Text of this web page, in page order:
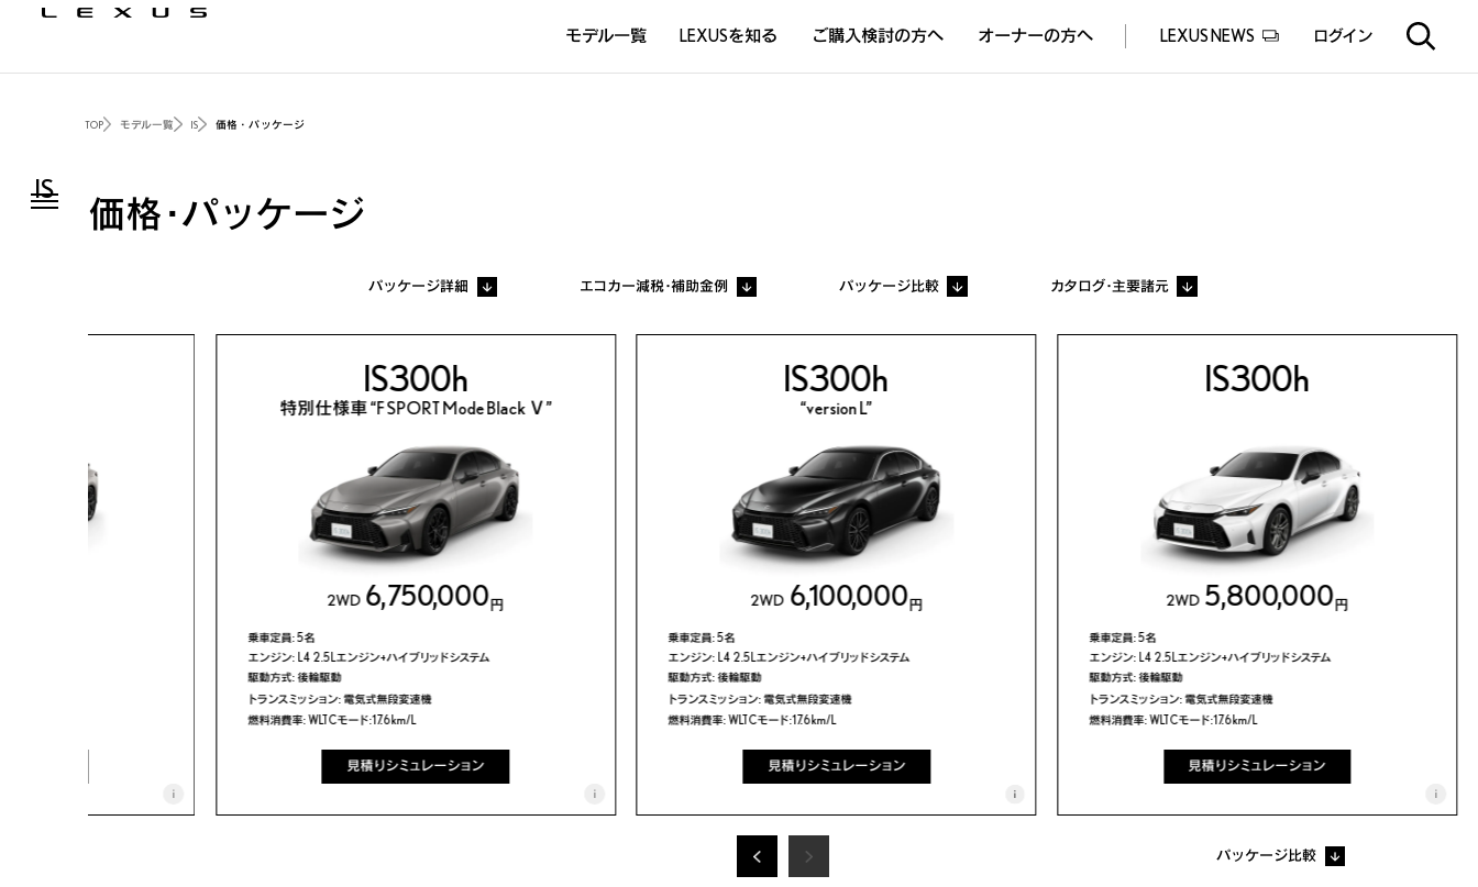
モデル一覧 LEXUSを知る ご購入検討の方へ オーナーの方へ LEXUS NEWS ログイン
DISCOVER THE LEXUS LIFE LEXUS EXPERIENCE(体験サービス)
TOP モデル一覧 IS 価格・パッケージ
IS
価格・パッケージ
パッケージ詳細 エコカー減税・補助金例 パッケージ比較 カタログ・主要諸元
i
IS300h
特別仕様車 “F SPORT Mode Black Ⅴ”
2WD 6,750,000円
乗車定員: 5名
エンジン: L4 2.5Lエンジン+ハイブリッドシステム
駆動方式: 後輪駆動
トランスミッション: 電気式無段変速機
燃料消費率: WLTCモード:17.6km/L
見積りシミュレーション
i
IS300h
“version L”
2WD 6,100,000円
乗車定員: 5名
エンジン: L4 2.5Lエンジン+ハイブリッドシステム
駆動方式: 後輪駆動
トランスミッション: 電気式無段変速機
燃料消費率: WLTCモード:17.6km/L
見積りシミュレーション
i
IS300h
2WD 5,800,000円
乗車定員: 5名
エンジン: L4 2.5Lエンジン+ハイブリッドシステム
駆動方式: 後輪駆動
トランスミッション: 電気式無段変速機
燃料消費率: WLTCモード:17.6km/L
見積りシミュレーション
i
パッケージ比較